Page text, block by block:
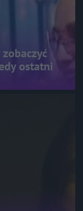
ostatni